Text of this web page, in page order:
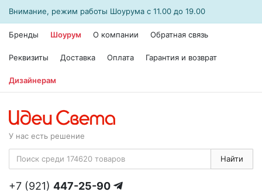
Внимание, режим работы Шоурума с 11.00 до 19.00
Бренды Шоурум О компании Обратная связь
Реквизиты Доставка Оплата Гарантия и возврат
Дизайнерам
У нас есть решение
Найти
+7 (921) 447-25-90